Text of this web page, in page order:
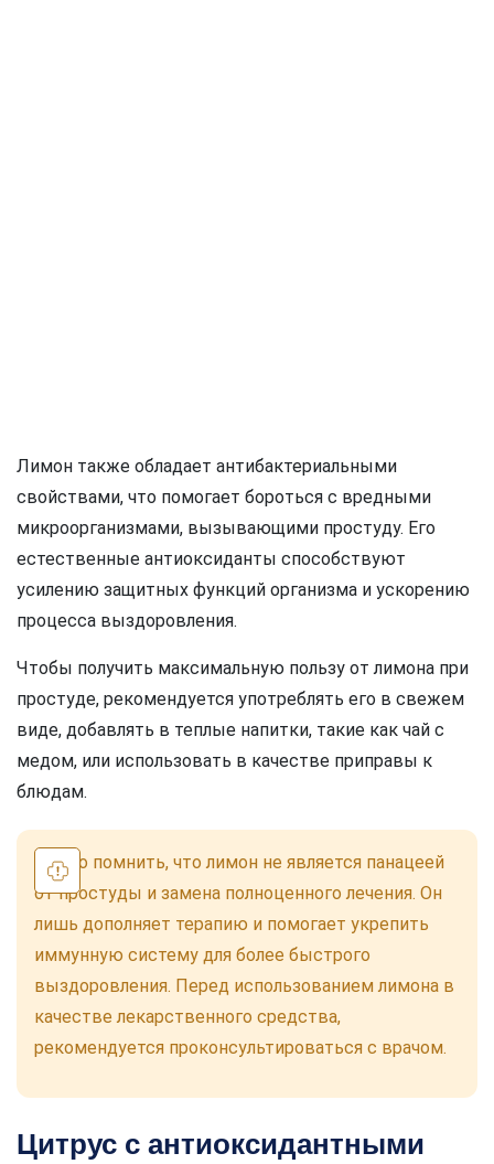
Лимон также обладает антибактериальными
свойствами, что помогает бороться с вредными
микроорганизмами, вызывающими простуду. Его
естественные антиоксиданты способствуют
усилению защитных функций организма и ускорению
процесса выздоровления.
Чтобы получить максимальную пользу от лимона при
простуде, рекомендуется употреблять его в свежем
виде, добавлять в теплые напитки, такие как чай с
медом, или использовать в качестве приправы к
блюдам.
Важно помнить, что лимон не является панацеей
от простуды и замена полноценного лечения. Он
лишь дополняет терапию и помогает укрепить
иммунную систему для более быстрого
выздоровления. Перед использованием лимона в
качестве лекарственного средства,
рекомендуется проконсультироваться с врачом.
Цитрус с антиоксидантными